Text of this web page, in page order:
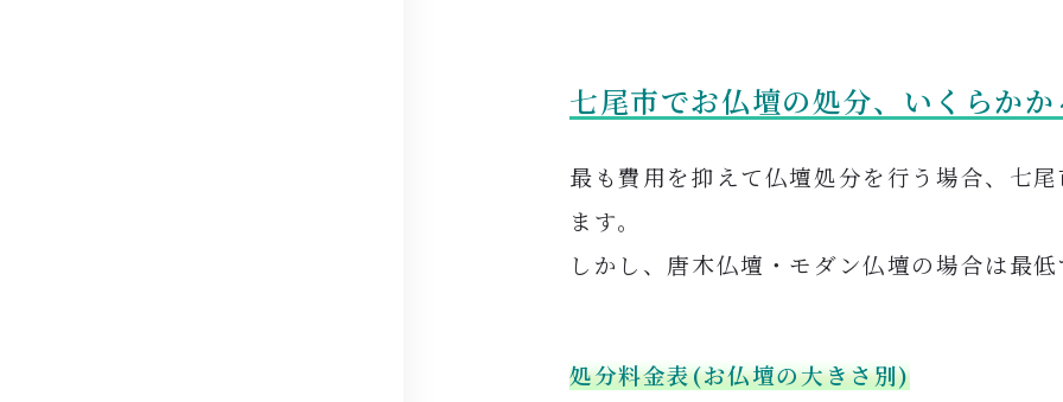
七尾市でお仏壇の処分、いくらか
最も費用を抑えて仏壇処分を行う場合、七
ます。
しかし、唐木仏壇・モダン仏壇の場合は最
処分料金表(お仏壇の大きさ別)